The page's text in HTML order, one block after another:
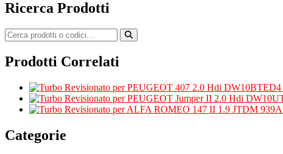
Ricerca Prodotti
Prodotti Correlati
Categorie